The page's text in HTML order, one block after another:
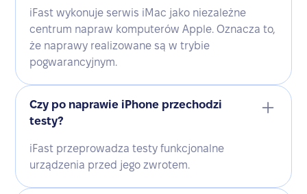
iFast wykonuje serwis iMac jako niezależne
centrum napraw komputerów Apple. Oznacza to,
że naprawy realizowane są w trybie
pogwarancyjnym.
Czy po naprawie iPhone przechodzi
testy?
iFast przeprowadza testy funkcjonalne
urządzenia przed jego zwrotem.